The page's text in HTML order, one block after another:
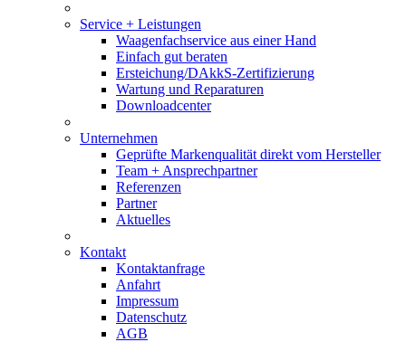
Service + Leistungen
Waagenfachservice aus einer Hand
Einfach gut beraten
Ersteichung/DAkkS-Zertifizierung
Wartung und Reparaturen
Downloadcenter
Unternehmen
Geprüfte Markenqualität direkt vom Hersteller
Team + Ansprechpartner
Referenzen
Partner
Aktuelles
Kontakt
Kontaktanfrage
Anfahrt
Impressum
Datenschutz
AGB